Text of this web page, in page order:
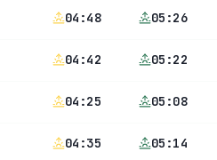
04:48 05:26
04:42 05:22
04:25 05:08
04:35 05:14